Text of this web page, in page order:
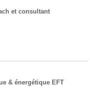
et consultant
& énergétique EFT